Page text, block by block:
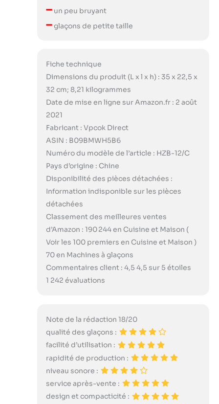
–un peu bruyant
–glaçons de petite taille
Fiche technique
Dimensions du produit (L x l x h) : 35 x 22,5 x
32 cm; 8,21 kilogrammes
Date de mise en ligne sur Amazon.fr : 2 août
2021
Fabricant : Vpcok Direct
ASIN : B09BMWH5B6
Numéro du modèle de l’article : HZB-12/C
Pays d’origine : Chine
Disponibilité des pièces détachées :
Information indisponible sur les pièces
détachées
Classement des meilleures ventes
d’Amazon : 190 244 en Cuisine et Maison (
Voir les 100 premiers en Cuisine et Maison )
70 en Machines à glaçons
Commentaires client : 4,5 4,5 sur 5 étoiles
1 242 évaluations
Note de la rédaction 18/20
qualité des glaçons :
facilité d’utilisation :
rapidité de production :
niveau sonore :
service après-vente :
design et compacticité :